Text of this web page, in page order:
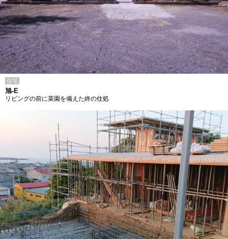
住宅
旭-E
リビングの前に菜園を備えた終の住処